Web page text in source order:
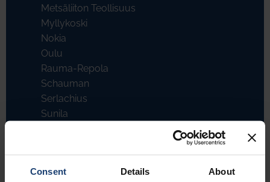
Consent Details About
Metsäliiton Teollisuus
Myllykoski
Nokia
Oulu
Rauma-Repola
Schauman
Serlachius
Sunila
Veitsiluoto